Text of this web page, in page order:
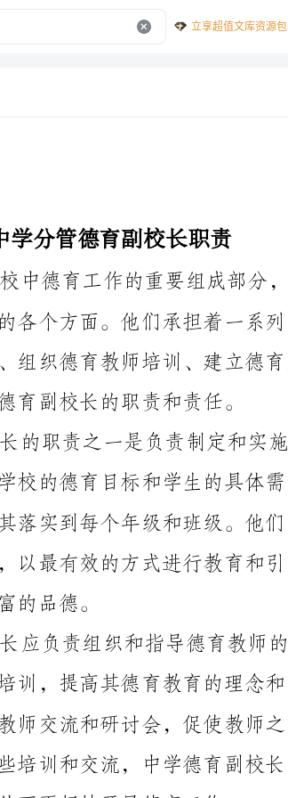
立享超值文库资源包
需要组织教师制定德育教学大纲和具体的课程内容，确保德育工作能
德讲堂、社会实践等，通过这些活动培养学生的道德意识和社会责任
中学德育副校长是学校中德育工作的重要组成部分，负责指导、
开展德育工作的具体实施、组织德育教师培训、建立德育规章制度
等。以下将详细介绍中学德育副校长的职责和责任。
首先，中学德育副校长的职责之一是负责制定和实施学校的德育
研和了解学生的德育需求，以最有效的方式进行教育和引导，帮助学
其次，中学德育副校长应负责组织和指导德育教师的培训工作。
他们需要对德育教师进行培训，提高其德育教育的理念和方法。同
高教师的德育教育水平，从而更好地开展德育工作。
另外，中学德育副校长还需要建立和完善德育课程和活动。他们